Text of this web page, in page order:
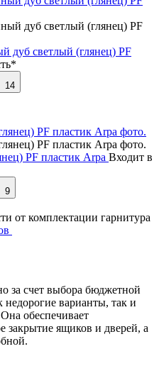
дуб светлый (глянец) PF
14
PF пластик Arpa Входит в
9
от комплектации гарнитура
за счет выбора бюджетной
варианты, так и
обеспечивает
закрытие ящиков и дверей, а